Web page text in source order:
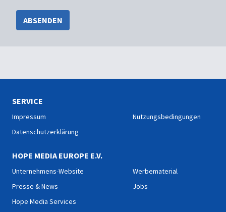
ABSENDEN
SERVICE
Impressum
Datenschutzerklärung
Nutzungsbedingungen
HOPE MEDIA EUROPE E.V.
Unternehmens-Website
Presse & News
Hope Media Services
Werbematerial
Jobs